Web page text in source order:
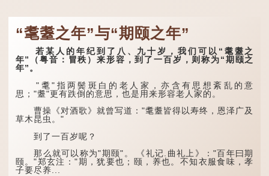
“耄耋之年”与“期颐之年”
若某人的年纪到了八、九十岁，我们可以“耄耋之
年”（粤音：冒秩）来形容，到了一百岁，则称为“期颐之
年”。
"耄"指两鬓斑白的老人家，亦含有思想紊乱的意
思；"耋"更有跌倒的意思，也是用来形容老人家的。
曹操《对酒歌》就曾写道："耄耋皆得以寿终，恩泽广及
草木昆虫。"
到了一百岁呢？
那么就可以称为"期颐"。 《礼记.曲礼上》："百年曰期
颐。"郑玄注："期，犹要也；颐，养也。不知衣服食味，孝
子要尽养...